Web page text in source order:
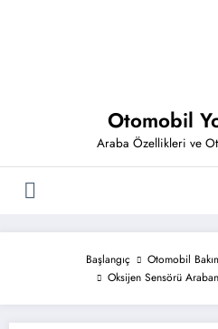
Otomobil
Araba Özellikleri ve
Başlangıç
Otomobil
Oksijen Sensörü